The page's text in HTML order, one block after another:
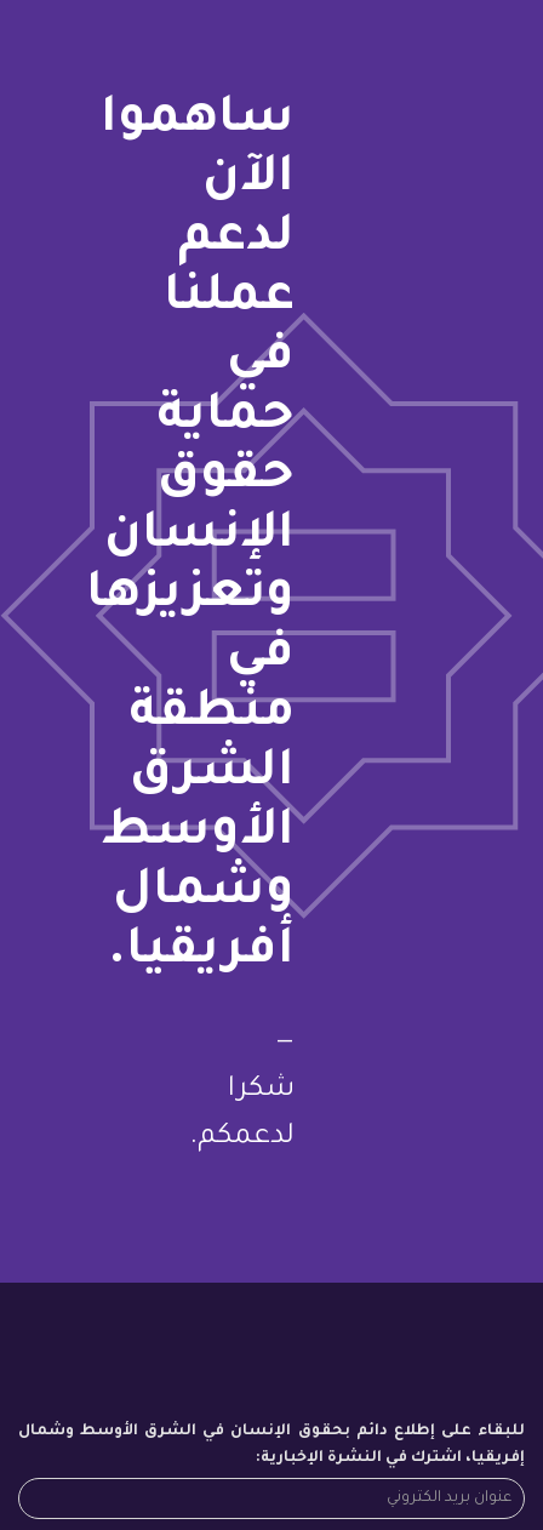
ساهموا
الآن
لدعم
عملنا
في
حماية
حقوق
الإنسان
وتعزيزها
في
منطقة
الشرق
الأوسط
وشمال
أفريقيا.
—
شكرا
لدعمكم.
للبقاء على إطلاع دائم بحقوق الإنسان في الشرق الأوسط وشمال
إفريقيا، اشترك في النشرة الإخبارية: